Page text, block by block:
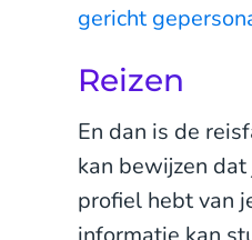
gericht
Reizen
En dan is de
kan bewijzen
profiel hebt van